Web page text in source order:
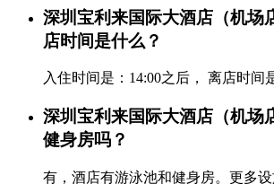
深圳宝利来国际大酒店（机场
店时间是什么？
入住时间是：14:00之后， 离店时间
深圳宝利来国际大酒店（机场
健身房吗？
有，酒店有游泳池和健身房。更多设